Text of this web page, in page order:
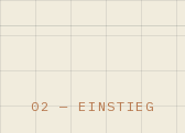
02 — EINSTIEG